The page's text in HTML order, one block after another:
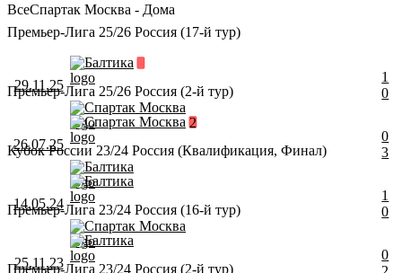
ВсеСпартак Москва - Дома
Премьер-Лига 25/26 Россия (17-й тур)
29.11.25
Балтика
Спартак Москва
1
0
Премьер-Лига 25/26 Россия (2-й тур)
26.07.25
Спартак Москва 2
Балтика
0
3
Кубок России 23/24 Россия (Квалификация, Финал)
14.05.24
Балтика
Спартак Москва
1
0
Премьер-Лига 23/24 Россия (16-й тур)
25.11.23
Балтика
0
Премьер-Лига 23/24 Россия (2-й тур)